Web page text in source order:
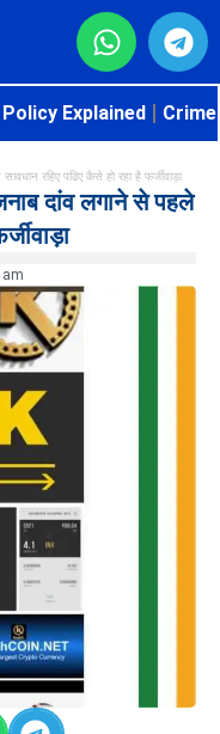
Policy Explained
रहिए पढिए कैसे हो रहा है फर्जीवाड़ा
दांव लगाने से पहले
am